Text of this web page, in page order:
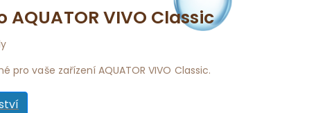
VIVO Classic
pro vaše zařízení AQUATOR VIVO Classic.